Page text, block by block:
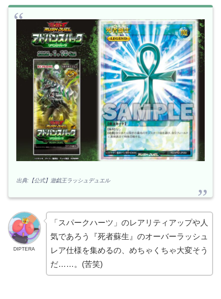
出典:【公式】遊戯王ラッシュデュエル
DIPTERA
「スパークハーツ」のレアリティアップや人
気であろう『死者蘇生』のオーバーラッシュ
レア仕様を集めるの、めちゃくちゃ大変そう
だ……。(苦笑)